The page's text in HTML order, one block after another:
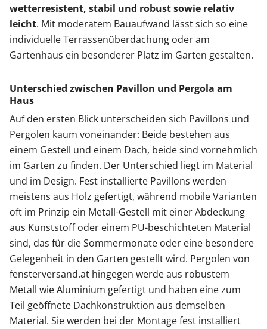
wetterresistent, stabil und robust sowie relativ
leicht. Mit moderatem Bauaufwand lässt sich so eine
individuelle Terrassenüberdachung oder am
Gartenhaus ein besonderer Platz im Garten gestalten.
Unterschied zwischen Pavillon und Pergola am
Haus
Auf den ersten Blick unterscheiden sich Pavillons und
Pergolen kaum voneinander: Beide bestehen aus
einem Gestell und einem Dach, beide sind vornehmlich
im Garten zu finden. Der Unterschied liegt im Material
und im Design. Fest installierte Pavillons werden
meistens aus Holz gefertigt, während mobile Varianten
oft im Prinzip ein Metall-Gestell mit einer Abdeckung
aus Kunststoff oder einem PU-beschichteten Material
sind, das für die Sommermonate oder eine besondere
Gelegenheit in den Garten gestellt wird. Pergolen von
fensterversand.at hingegen werde aus robustem
Metall wie Aluminium gefertigt und haben eine zum
Teil geöffnete Dachkonstruktion aus demselben
Material. Sie werden bei der Montage fest installiert